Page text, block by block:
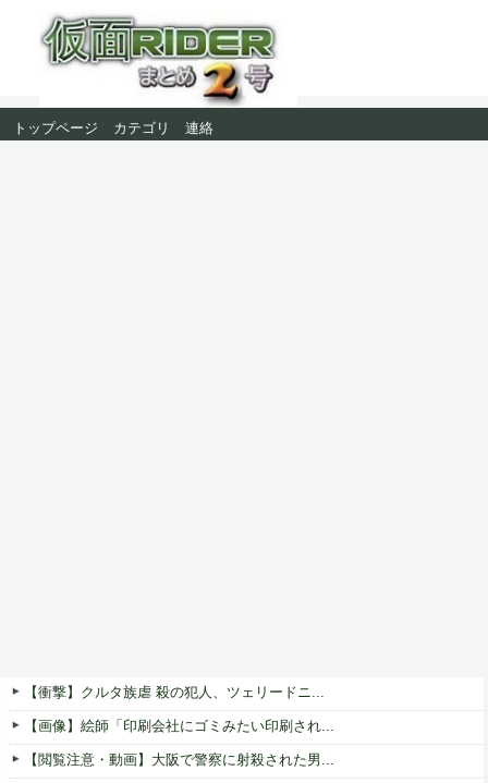
トップページ カテゴリ 連絡
【衝撃】クルタ族虐 殺の犯人、ツェリードニ...
【画像】絵師「印刷会社にゴミみたい印刷され...
【閲覧注意・動画】大阪で警察に射殺された男...